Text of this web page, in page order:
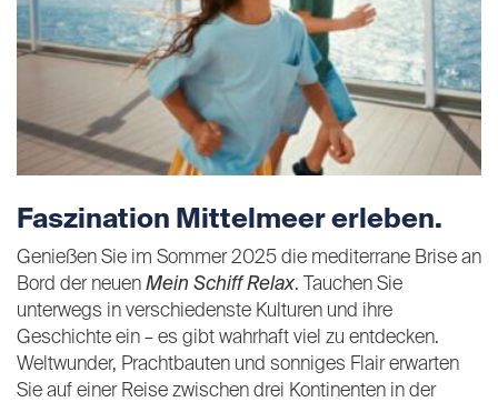
Faszination Mittelmeer erleben.
Genießen Sie im Sommer 2025 die mediterrane Brise an
Bord der neuen Mein Schiff Relax. Tauchen Sie
unterwegs in verschiedenste Kulturen und ihre
Geschichte ein – es gibt wahrhaft viel zu entdecken.
Weltwunder, Prachtbauten und sonniges Flair erwarten
Sie auf einer Reise zwischen drei Kontinenten in der